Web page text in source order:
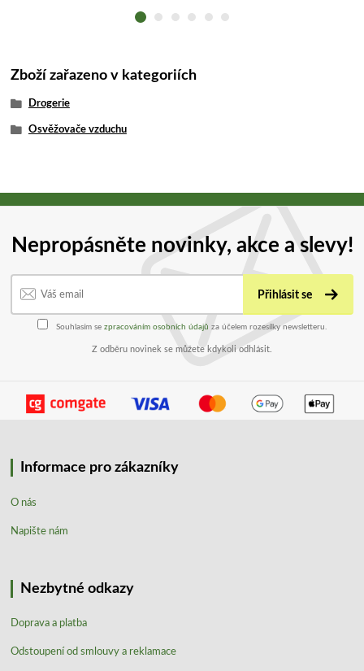
Zboží zařazeno v kategoriích
Drogerie
Osvěžovače vzduchu
Nepropásněte novinky, akce a slevy!
Přihlásit se
Souhlasím se zpracováním osobních údajů za účelem rozesílky newsletteru.
Z odběru novinek se můžete kdykoli odhlásit.
Informace pro zákazníky
O nás
Napište nám
Nezbytné odkazy
Doprava a platba
Odstoupení od smlouvy a reklamace